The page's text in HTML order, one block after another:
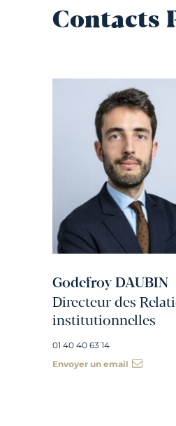
Contacts
Godefroy DAUBIN
Directeur des
institutionnelles
01 40 40 63 14
Envoyer un email